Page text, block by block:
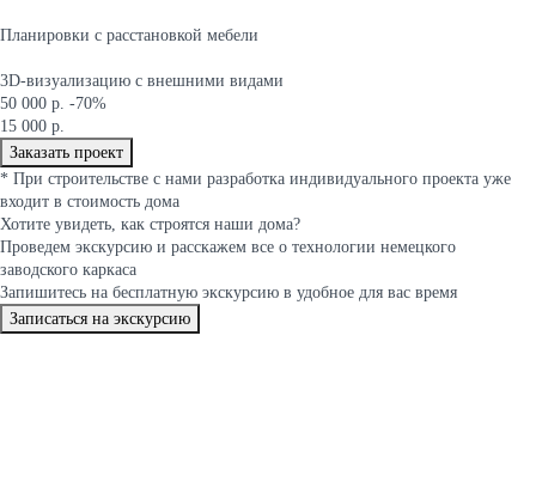
Планировки с расстановкой мебели
3D-визуализацию с внешними видами
50 000 р. -70%
15 000 р.
Заказать проект
* При строительстве с нами разработка индивидуального проекта уже
входит в стоимость дома
Хотите увидеть, как строятся наши дома?
Проведем экскурсию и расскажем все о технологии немецкого
заводского каркаса
Запишитесь на бесплатную экскурсию в удобное для вас время
Записаться на экскурсию